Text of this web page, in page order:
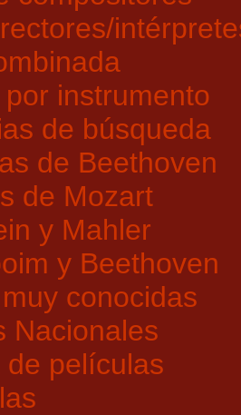
instrumento
de búsqueda
de Beethoven
de Mozart
y Mahler
y Beethoven
conocidas
Nacionales
de películas